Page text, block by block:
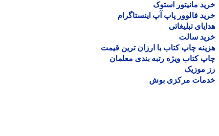
مانیتور استوک
فالوور پاپ آپ اینستاگرام
تبلیغاتی
سالت
چاپ کتاب با ارزان ترین قیمت
کتاب ویژه رتبه بندی معلمان
موزیک
مرکزی بوش